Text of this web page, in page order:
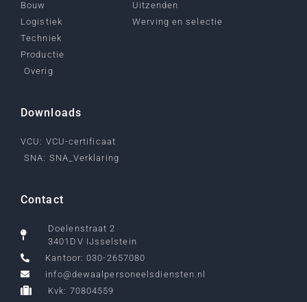
Bouw
Logistiek
Techniek
Productie
Overig
Uitzenden
Werving en selectie
Downloads
VCU: VCU-certificaat
SNA: SNA_Verklaring
Contact
Doelenstraat 2
3401DV IJsselstein
Kantoor: 030-2657080
info@dewaalpersoneelsdiensten.nl
Kvk: 70804559